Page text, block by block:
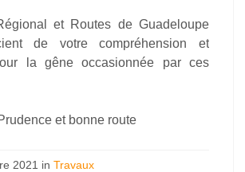
et Routes de Guadeloupe
de votre compréhension et
la gêne occasionnée par ces
et bonne route
2021 in Travaux